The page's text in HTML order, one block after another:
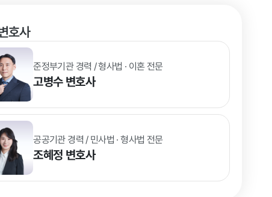
호사
준정부기관 경력 / 형사법 · 이혼 전문
고병수 변호사
공공기관 경력 / 민사법 · 형사법 전문
조혜정 변호사